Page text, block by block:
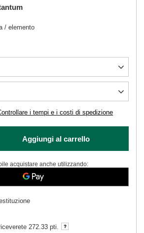
i tempi e i costi di spedizione
/ elemento
Aggiungi al carrello
acquistare anche utilizzando:
272.33 pti.